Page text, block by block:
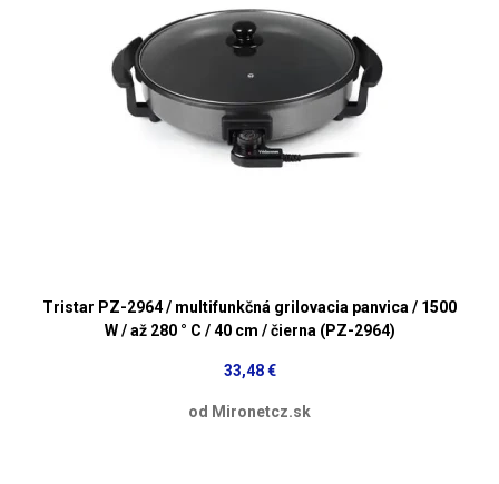
Tristar PZ-2964 / multifunkčná grilovacia panvica / 1500
W / až 280 ° C / 40 cm / čierna (PZ-2964)
33,48 €
od Mironetcz.sk